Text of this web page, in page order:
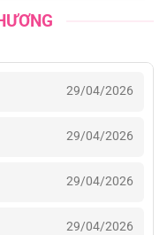
29/04/2026
29/04/2026
29/04/2026
29/04/2026